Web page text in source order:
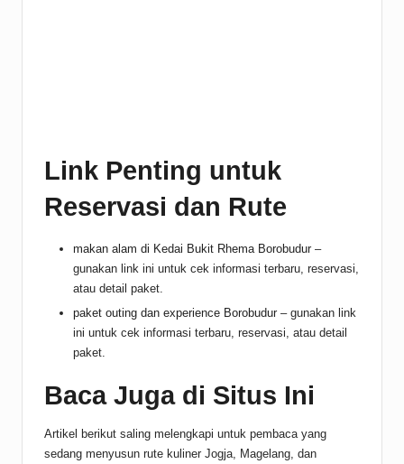
Link Penting untuk
Reservasi dan Rute
makan alam di Kedai Bukit Rhema Borobudur –
gunakan link ini untuk cek informasi terbaru, reservasi,
atau detail paket.
paket outing dan experience Borobudur – gunakan link
ini untuk cek informasi terbaru, reservasi, atau detail
paket.
Baca Juga di Situs Ini
Artikel berikut saling melengkapi untuk pembaca yang
sedang menyusun rute kuliner Jogja, Magelang, dan